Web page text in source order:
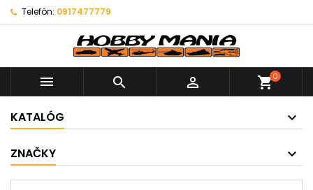
Telefón: 0917477779
   shopping_cart0
KATALÓG
ZNAČKY